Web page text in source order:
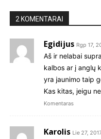
2 KOMENTARAI
Egidijus Rgp 17,
Aš ir nelabai
kalbos ar į anglų
yra jaunimo taip
Kas kitas, jeigu
Komentaras
Karolis Lie 27,